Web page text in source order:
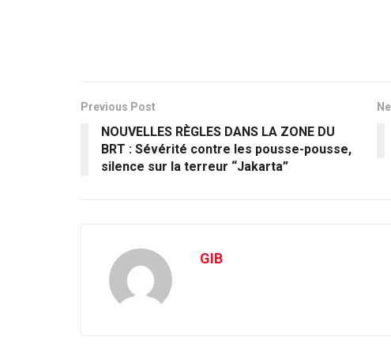
Previous Post
NOUVELLES RÈGLES DANS LA ZONE DU
BRT : Sévérité contre les pousse-pousse,
silence sur la terreur “Jakarta”
GIB